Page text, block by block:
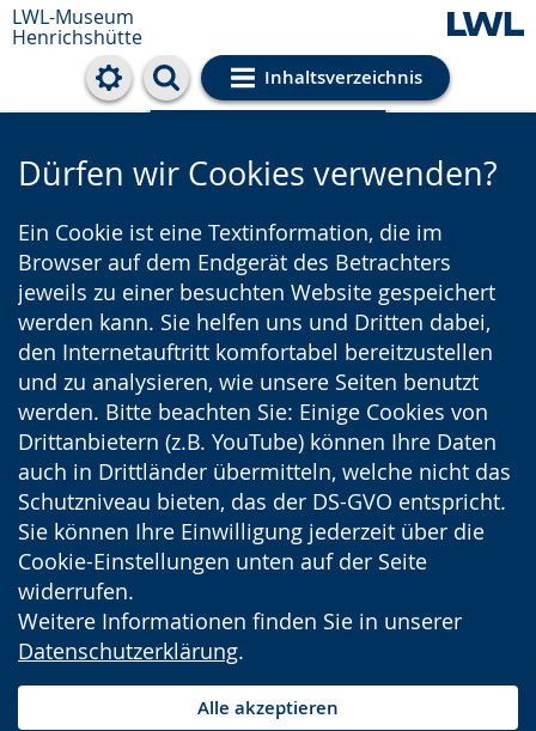
LWL-Museum
Henrichshütte
Inhaltsverzeichnis
Cookie-Einstellungen
Dürfen wir Cookies verwenden?
Ein Cookie ist eine Textinformation, die im
Browser auf dem Endgerät des Betrachters
jeweils zu einer besuchten Website gespeichert
werden kann. Sie helfen uns und Dritten dabei,
den Internetauftritt komfortabel bereitzustellen
und zu analysieren, wie unsere Seiten benutzt
werden. Bitte beachten Sie: Einige Cookies von
Drittanbietern (z.B. YouTube) können Ihre Daten
auch in Drittländer übermitteln, welche nicht das
Schutzniveau bieten, das der DS-GVO entspricht.
Sie können Ihre Einwilligung jederzeit über die
Cookie-Einstellungen unten auf der Seite
widerrufen.
Weitere Informationen finden Sie in unserer
Datenschutzerklärung.
Alle akzeptieren